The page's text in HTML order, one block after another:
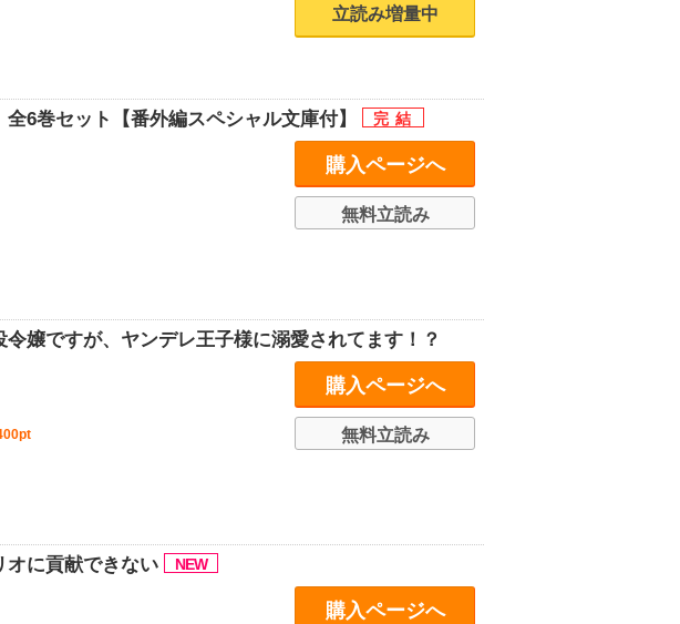
立読み増量中
6巻セット【番外編スペシャル文庫付】
購入ページへ
無料立読み
嬢ですが、ヤンデレ王子様に溺愛されてます！？
購入ページへ
無料立読み
オに貢献できない
購入ページへ